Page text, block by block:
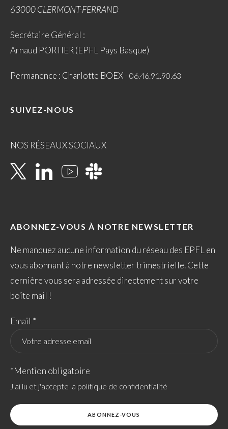
63000 CLERMONT-FERRAND
Secrétaire Général :
Arnaud PORTIER (EPFL Pays Basque)
Permanence : Charlotte BOEX -06.46.91.90.63
SUIVEZ-NOUS
NOS RÉSEAUX SOCIAUX
ABONNEZ-VOUS À NOTRE NEWSLETTER
Ne manquez aucune information du réseau des EPFL en
vous abonnant à notre newsletter trimestrielle. Cette
dernière vous sera adressée directement sur votre
boîte mail !
Email *
*Mention obligatoire
J'ai lu et j'accepte la politique de confidentialité